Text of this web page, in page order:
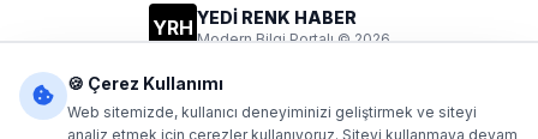
YRH YEDİ RENK HABER
Modern Bilgi Portalı © 2026
🍪 Çerez Kullanımı
Web sitemizde, kullanıcı deneyiminizi geliştirmek ve siteyi
analiz etmek için çerezler kullanıyoruz. Siteyi kullanmaya devam